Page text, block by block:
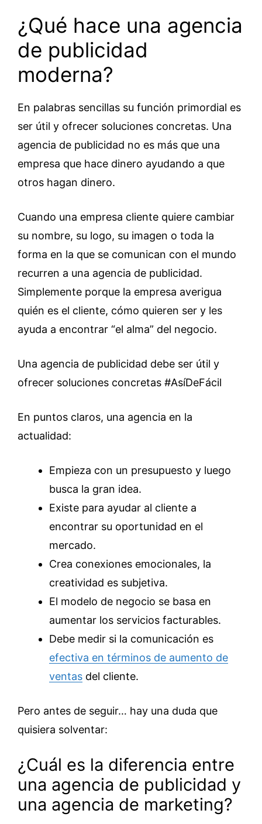
¿Qué hace una agencia
de publicidad
moderna?
En palabras sencillas su función primordial es
ser útil y ofrecer soluciones concretas. Una
agencia de publicidad no es más que una
empresa que hace dinero ayudando a que
otros hagan dinero.
Cuando una empresa cliente quiere cambiar
su nombre, su logo, su imagen o toda la
forma en la que se comunican con el mundo
recurren a una agencia de publicidad.
Simplemente porque la empresa averigua
quién es el cliente, cómo quieren ser y les
ayuda a encontrar “el alma” del negocio.
Una agencia de publicidad debe ser útil y
ofrecer soluciones concretas #AsíDeFácil
En puntos claros, una agencia en la
actualidad:
Empieza con un presupuesto y luego
busca la gran idea.
Existe para ayudar al cliente a
encontrar su oportunidad en el
mercado.
Crea conexiones emocionales, la
creatividad es subjetiva.
El modelo de negocio se basa en
aumentar los servicios facturables.
Debe medir si la comunicación es
efectiva en términos de aumento de
ventas del cliente.
Pero antes de seguir… hay una duda que
quisiera solventar:
¿Cuál es la diferencia entre
una agencia de publicidad y
una agencia de marketing?